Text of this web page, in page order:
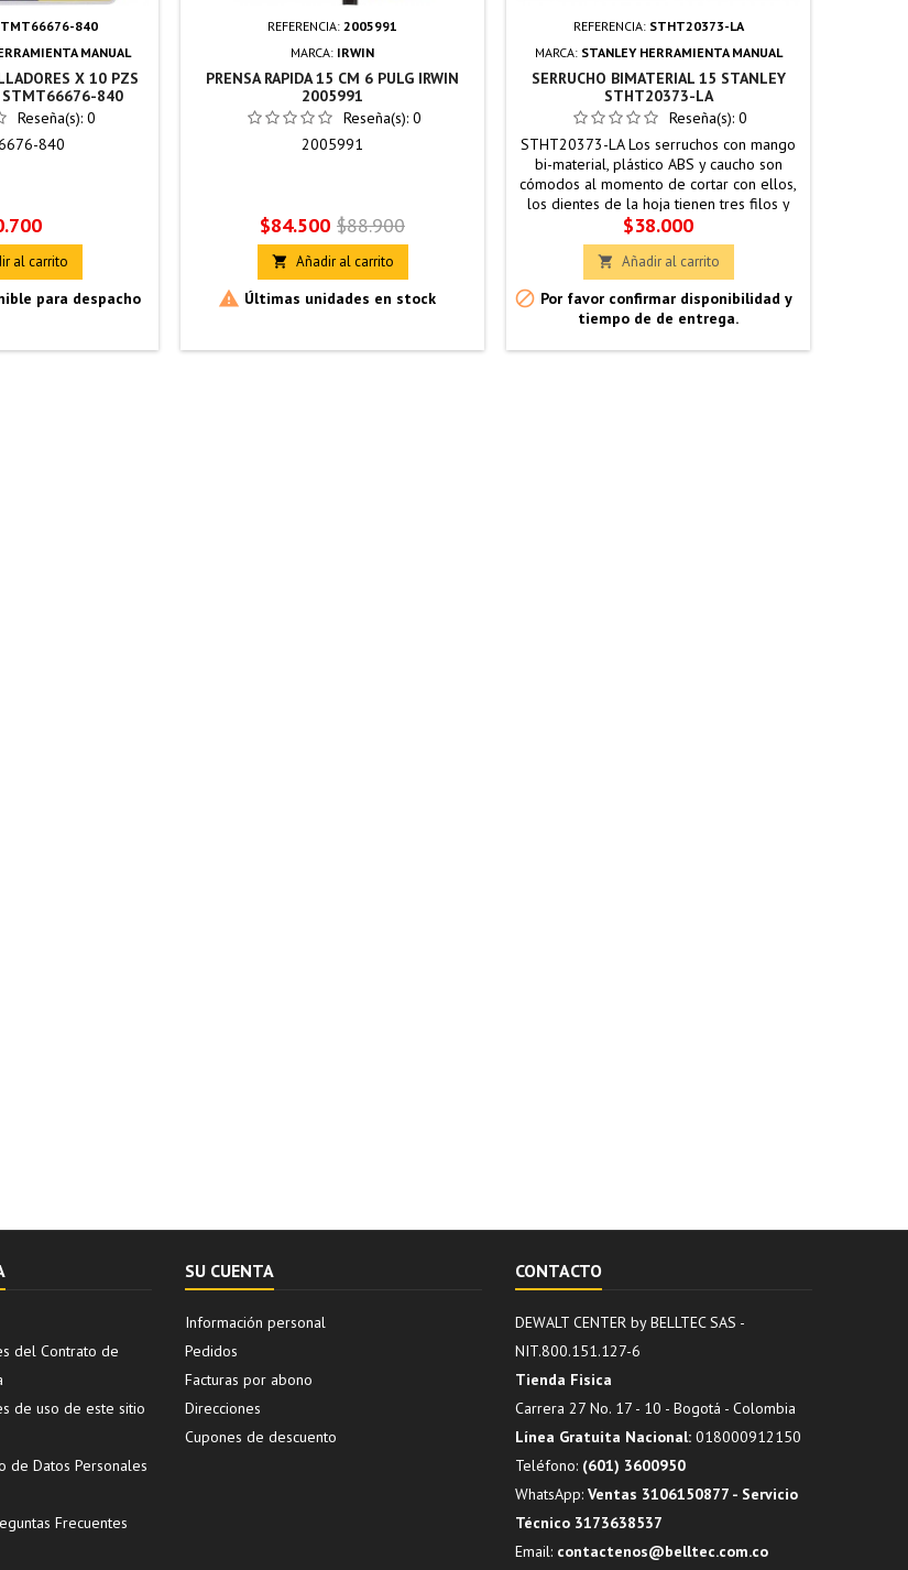
840
MANUAL
X 10 PZS
STMT66676-840
Reseña(s): 0
840
al carrito
para despacho
REFERENCIA: 2005991
MARCA: IRWIN
PRENSA RAPIDA 15 CM 6 PULG IRWIN
2005991
Reseña(s): 0
2005991
Precio
$84.500 Precio
base
$88.900
 Añadir al carrito
 Últimas unidades en stock
REFERENCIA: STHT20373-LA
MARCA: STANLEY HERRAMIENTA MANUAL
SERRUCHO BIMATERIAL 15 STANLEY
STHT20373-LA
Reseña(s): 0
STHT20373-LA Los serruchos con mango
bi-material, plástico ABS y caucho son
cómodos al momento de cortar con ellos,
los dientes de la hoja tienen tres filos y
vienen afilados endurecidos por inducción
duran de 3 a 5 veces mas que los
normales.
Precio
$38.000
 Añadir al carrito
 Por favor confirmar disponibilidad y
tiempo de de entrega.
del Contrato de
de uso de este sitio
de Datos Personales
Frecuentes
SU CUENTA
Información personal
Pedidos
Facturas por abono
Direcciones
Cupones de descuento
CONTACTO
DEWALT CENTER by BELLTEC SAS -
NIT.800.151.127-6
Tienda Fisica
Carrera 27 No. 17 - 10 - Bogotá - Colombia
Línea Gratuita Nacional: 018000912150
Teléfono: (601) 3600950
WhatsApp: Ventas 3106150877 - Servicio
Técnico 3173638537
Email: contactenos@belltec.com.co